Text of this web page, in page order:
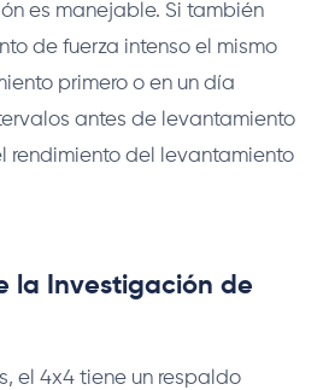
es manejable. Si también
de fuerza intenso el mismo
primero o en un día
antes de levantamiento
rendimiento del levantamiento
la Investigación de
el 4x4 tiene un respaldo